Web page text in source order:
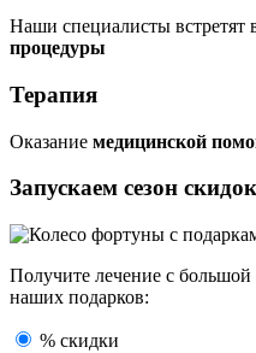
Наши специалисты встретят
процедуры
Терапия
Оказание медицинской
Запускаем сезон
Получите лечение с
наших подарков:
% скидки